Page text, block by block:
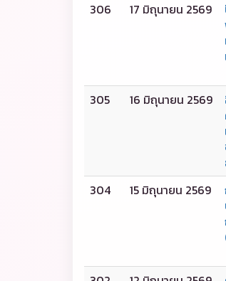
306 17 มิถุนายน 2569
305 16 มิถุนายน 2569
304 15 มิถุนายน 2569